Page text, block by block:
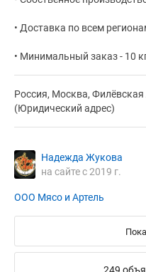
• Доставка по всем
• Минимальный заказ - 10
Россия, Москва,
(Юридический адрес)
Надежда Жукова
на сайте с 2019 г.
ООО Мясо и Артель